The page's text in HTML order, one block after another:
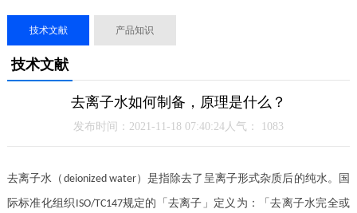
技术文献 产品知识
技术文献
去离子水如何制备，原理是什么？
发布时间：2021-11-18 07:40:24人气： 1083
去离子水（ deionized water）是指除去了呈离子形式杂质后的纯水。国
际标准化组织 ISO/TC147规定的「去离子」定义为：「去离子水完全或